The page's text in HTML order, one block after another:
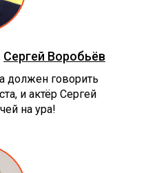
Сергей Воробьёв
должен говорить
и актёр Сергей
на ура!